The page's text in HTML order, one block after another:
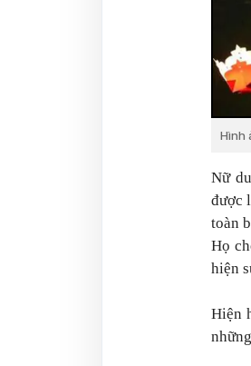
Hình
Nữ
được
toàn
Họ
hiện
Hiện